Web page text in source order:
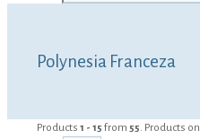
Polynesia Franceza
Products 1 - 15 from 55. Products on